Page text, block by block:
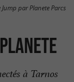
Jump par Planete Parcs
à Tarnos